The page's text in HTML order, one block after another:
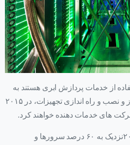
از خدمات پردازش ابری هستند به
جای خرید ابزارهای مورد نیاز و نصب و راه اندازی تجهیزات، در ۲۰۱۵
شرکت های خدمات دهنده خواهند کرد.
به گزارش IDC در سال ۲۰۱۷نزدیک به ۶۰ درصد سرورها و